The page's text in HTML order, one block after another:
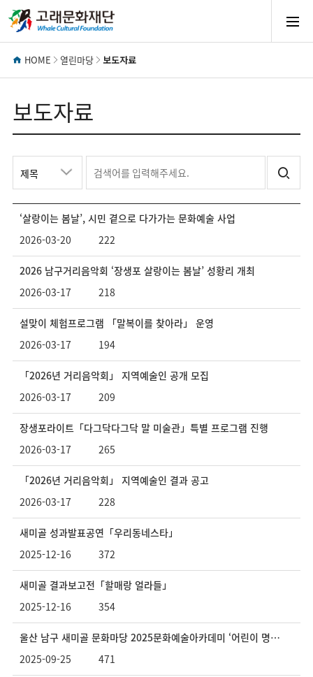
모
뉴
HOME 열린마당 보도자료
보도자료
보도자료
드
검
색
어
를
입
주
세
‘살랑이는 봄날’, 시민 곁으로 다가가는 문화예술 사업
2026-03-20
222
2026 남구거리음악회 ‘장생포 살랑이는 봄날’ 성황리 개최
2026-03-17
218
설맞이 체험프로그램 「말복이를 찾아라」 운영
2026-03-17
194
「2026년 거리음악회」 지역예술인 공개 모집
2026-03-17
209
장생포라이트「다그닥다그닥 말 미술관」특별 프로그램 진행
2026-03-17
265
「2026년 거리음악회」 지역예술인 결과 공고
2026-03-17
228
새미골 성과발표공연「우리동네스타」
2025-12-16
372
새미골 결과보고전「할매랑 얼라들」
2025-12-16
354
울산 남구 새미골 문화마당 2025문화예술아카데미 ‘어린이 명화 하브루타’ 3학기 개강
2025-09-25
471